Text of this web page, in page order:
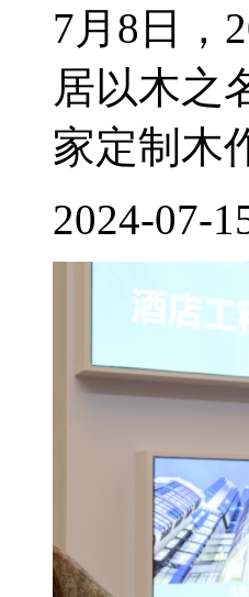
7月8日，
居以木之
家定制木
2024-07-